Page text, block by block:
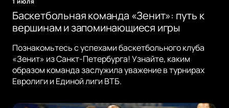
Баскетбольная команда «Зенит»: путь к
вершинам и запоминающиеся игры
Познакомьтесь с успехами баскетбольного клуба
«Зенит» из Санкт-Петербурга! Узнайте, каким
образом команда заслужила уважение в турнирах
Евролиги и Единой лиги ВТБ.